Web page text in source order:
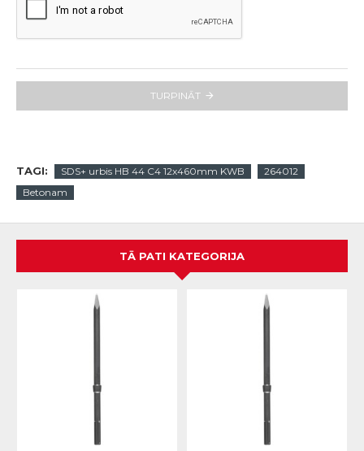
TURPINĀT
TAGI: SDS+ urbis HB 44 C4 12x460mm KWB
264012
Betonam
TĀ PATI KATEGORIJA